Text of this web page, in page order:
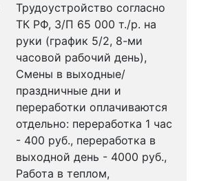
Трудоустройство согласно
ТК РФ, З/П 65 000 т./р. на
руки (график 5/2, 8-ми
часовой рабочий день),
Смены в выходные/
праздничные дни и
переработки оплачиваются
отдельно: переработка 1 час
- 400 руб., переработка в
выходной день - 4000 руб.,
Работа в теплом,